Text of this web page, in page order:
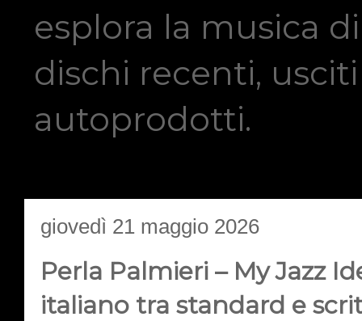
esplora la musica
dischi recenti,
autoprodotti.
giovedì 21 maggio 2026
Perla Palmieri – My Jazz
italiano tra standard e